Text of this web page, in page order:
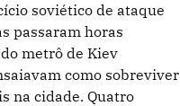
soviético de ataque
passaram horas
metrô de Kiev
como sobreviver
na cidade. Quatro